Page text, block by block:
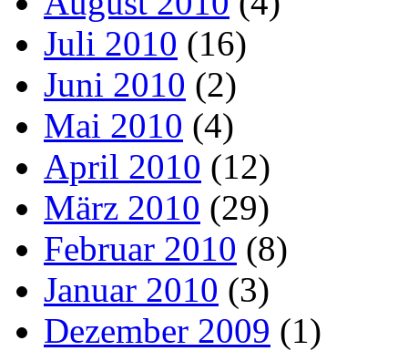
Juli 2010 (16)
Juni 2010 (2)
Mai 2010 (4)
April 2010 (12)
März 2010 (29)
Februar 2010 (8)
Januar 2010 (3)
Dezember 2009 (1)